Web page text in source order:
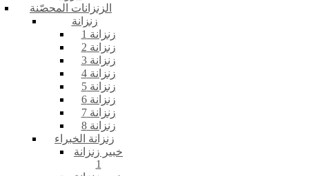
الزنزانات المحصّنة
زنزانة
زنزانة 1
زنزانة 2
زنزانة 3
زنزانة 4
زنزانة 5
زنزانة 6
زنزانة 7
زنزانة 8
زنزانة الخبراء
خبير زنزانة
1